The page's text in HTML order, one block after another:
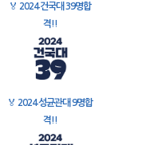
🏅 2024 건국대 39명합
격!!
🏅 2024 성균관대 9명합
격!!